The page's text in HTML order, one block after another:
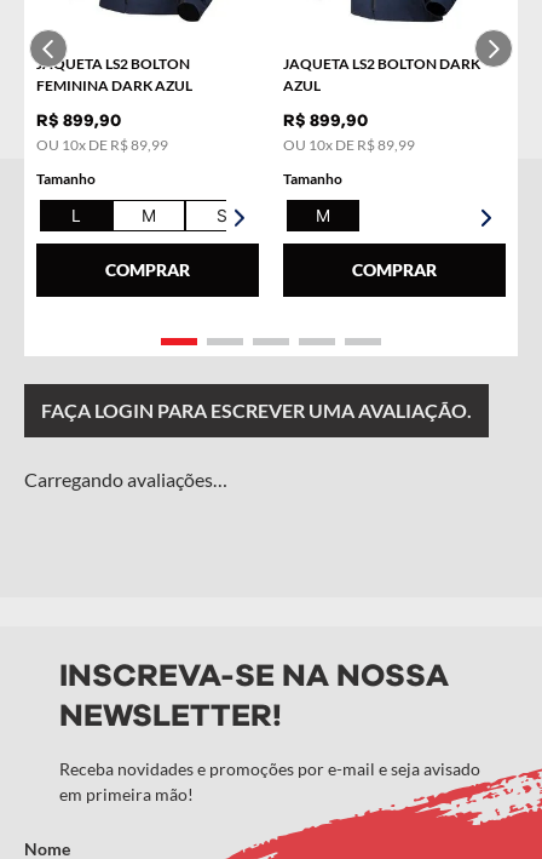
JAQUETA LS2 BOLTON
FEMININA DARK AZUL
R$ 899,90
OU 10x DE R$89,99
Tamanho
L M S
COMPRAR
JAQUETA LS2 BOLTON DARK
AZUL
R$ 899,90
OU 10x DE R$89,99
Tamanho
M
COMPRAR
COMPRAR COMPRAR
Carregando…
FAÇA LOGIN PARA ESCREVER UMA AVALIAÇÃO.
Carregando avaliações…
INSCREVA-SE NA NOSSA
NEWSLETTER!
Receba novidades e promoções por e-mail e seja avisado
em primeira mão!
Nome